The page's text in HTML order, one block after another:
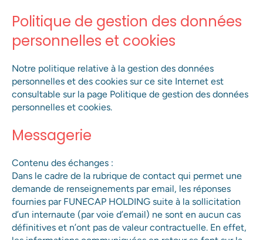
Politique de gestion des données
personnelles et cookies
Notre politique relative à la gestion des données
personnelles et des cookies sur ce site Internet est
consultable sur la page Politique de gestion des données
personnelles et cookies.
Messagerie
Contenu des échanges :
Dans le cadre de la rubrique de contact qui permet une
demande de renseignements par email, les réponses
fournies par FUNECAP HOLDING suite à la sollicitation
d’un internaute (par voie d’email) ne sont en aucun cas
définitives et n’ont pas de valeur contractuelle. En effet,
* Pour plus d’informations sur le traitement de vos
données personnelles, vous pouvez consulter notre
Envoyer